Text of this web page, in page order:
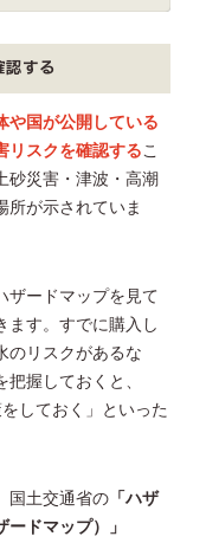
する
や国が公開している
リスクを確認するこ
砂災害・津波・高潮
所が示されていま
ザードマップを見て
ます。すでに購入し
のリスクがあるな
握しておくと、
しておく」といった
国土交通省の 「ハザ
ドマップ）」